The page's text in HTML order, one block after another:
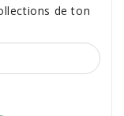
de ton